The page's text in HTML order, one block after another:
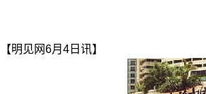
【明见网6月4日讯】